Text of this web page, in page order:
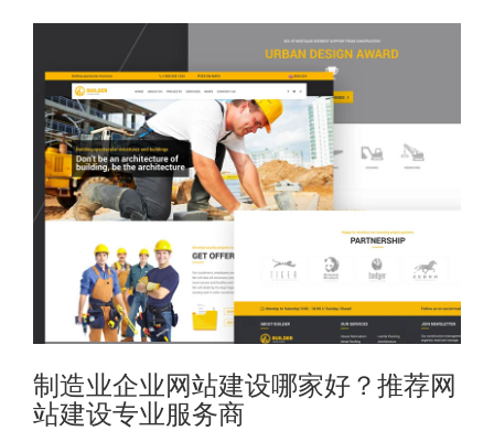
制造业企业网站建设哪家好？推荐网
站建设专业服务商